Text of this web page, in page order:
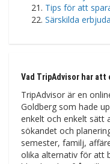
Tips för att
Särskilda
Vad TripAdvisor har att
TripAdvisor är en
Goldberg som hade
enkelt och enkelt sätt
sökandet och
semester, familj,
olika alternativ för att